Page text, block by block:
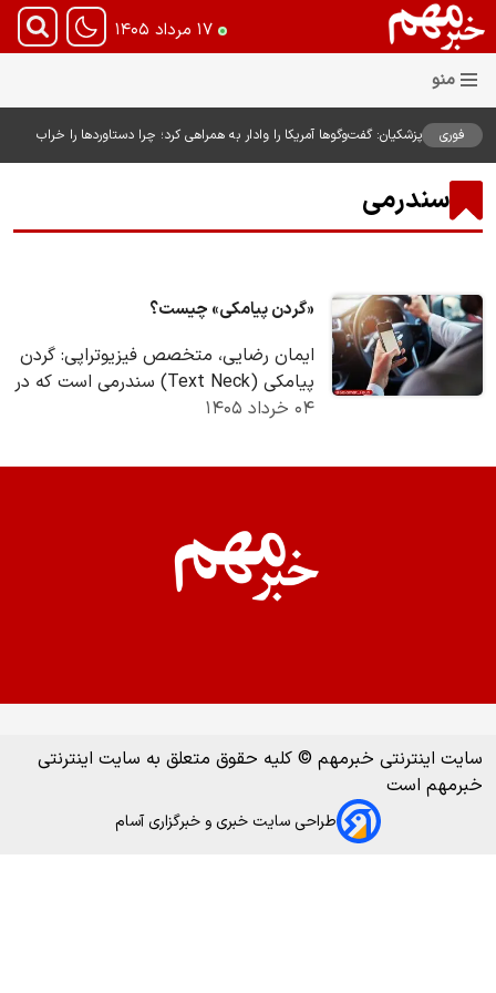
۱۷ مرداد ۱۴۰۵
فوری
پزشکیان: گفت‌وگوها آمریکا را وادار به همراهی کرد؛ چرا دستاوردها را خراب
سندرمی
«گردن پیامکی» چیست؟
ایمان رضایی، متخصص فیزیوتراپی: گردن
پیامکی (Text Neck) سندرمی است که در
اثر استفاده مداوم از وسایل دیجیتال
۰۴ خرداد ۱۴۰۵
سایت اینترنتی خبرمهم © کلیه حقوق متعلق به سایت اینترنتی
خبرمهم است
طراحی سایت خبری و خبرگزاری آسام